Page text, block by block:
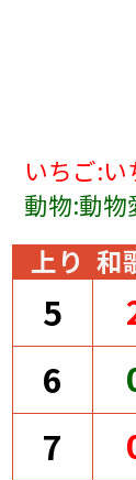
いちご:い
動物:動物
上り 和
5
6
7